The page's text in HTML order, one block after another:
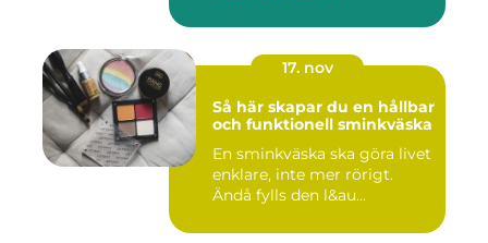
17. nov
Så här skapar du en hållbar
och funktionell sminkväska
En sminkväska ska göra livet
enklare, inte mer rörigt.
Ändå fylls den l&au...